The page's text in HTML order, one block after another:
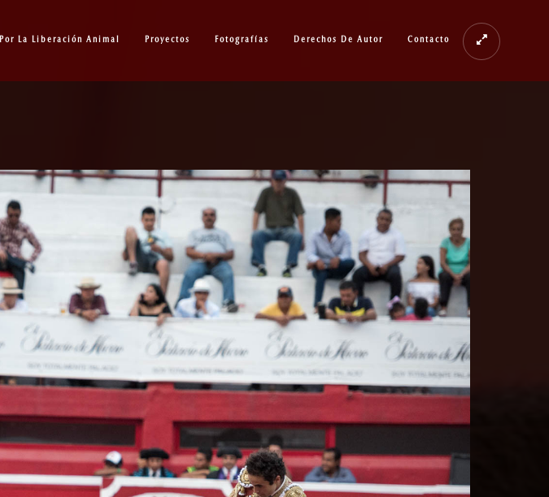
Por La Liberación Animal Proyectos Fotografías Derechos De Autor Contacto